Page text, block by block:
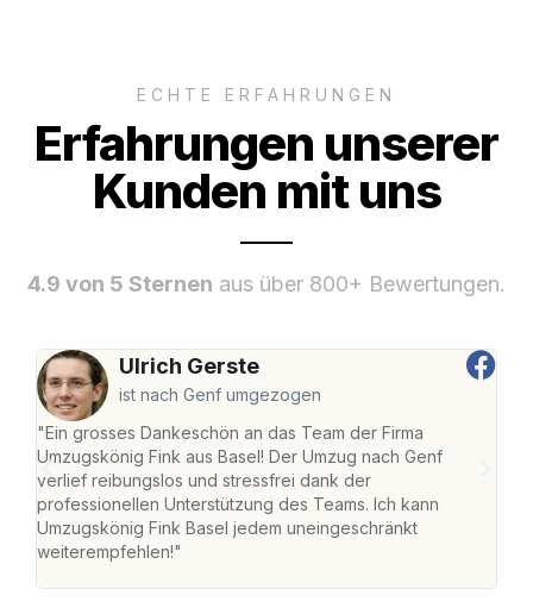
ECHTE ERFAHRUNGEN
Erfahrungen unserer
Kunden mit uns
4.9 von 5 Sternen aus über 800+ Bewertungen.
Ulrich Gerste
ist nach Genf umgezogen
"Ein grosses Dankeschön an das Team der Firma
Umzugskönig Fink aus Basel! Der Umzug nach Genf
verlief reibungslos und stressfrei dank der
professionellen Unterstützung des Teams. Ich kann
Umzugskönig Fink Basel jedem uneingeschränkt
weiterempfehlen!"